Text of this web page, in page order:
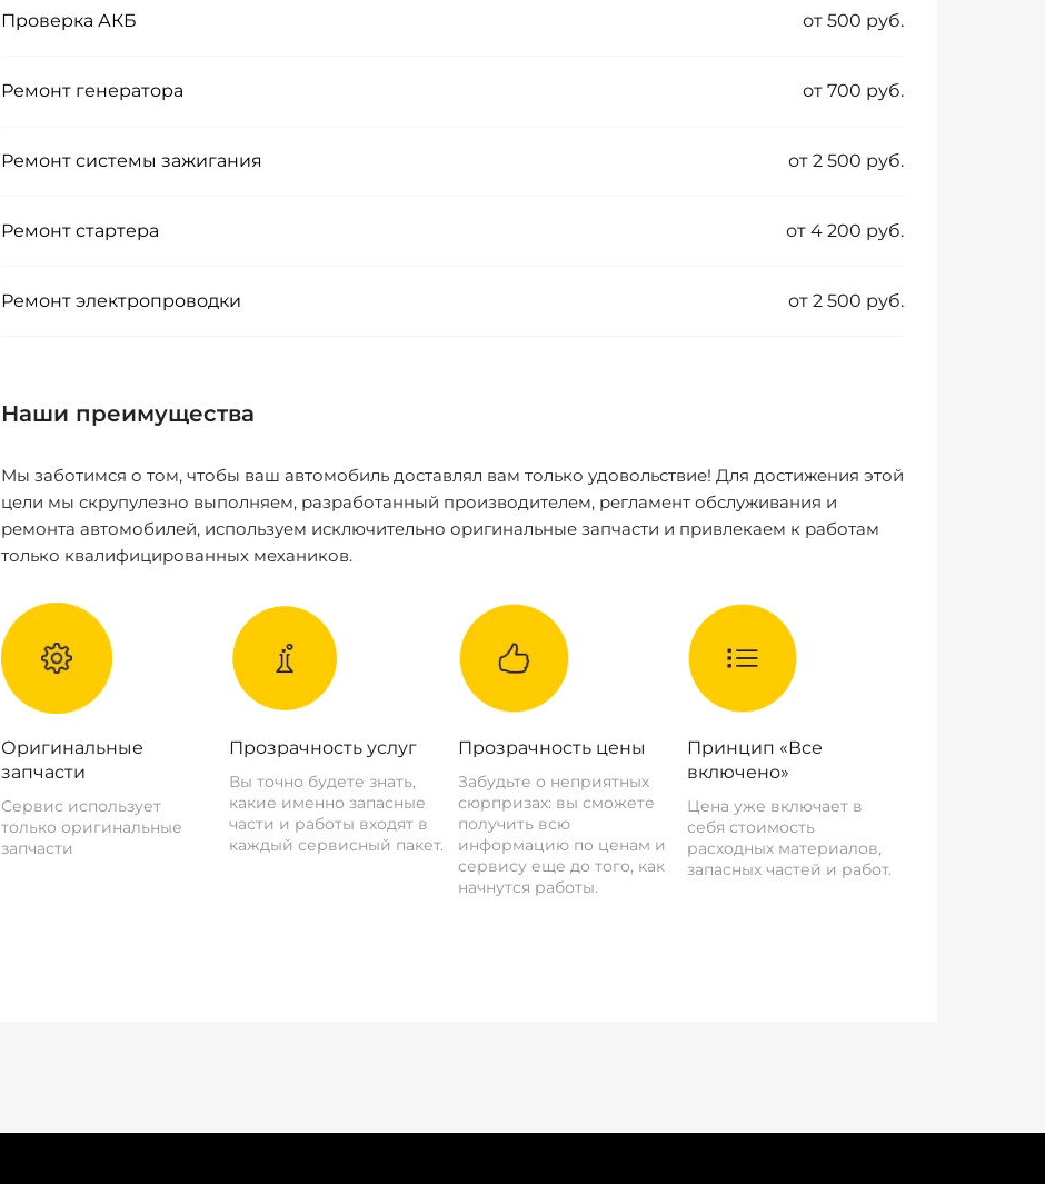
Проверка АКБ от 500 руб.
Ремонт генератора от 700 руб.
Ремонт системы зажигания от 2 500 руб.
Ремонт стартера от 4 200 руб.
Ремонт электропроводки от 2 500 руб.
Наши преимущества
Мы заботимся о том, чтобы ваш автомобиль доставлял вам только удовольствие! Для достижения этой
цели мы скрупулезно выполняем, разработанный производителем, регламент обслуживания и
ремонта автомобилей, используем исключительно оригинальные запчасти и привлекаем к работам
только квалифицированных механиков.
Оригинальные
запчасти
Сервис использует
только оригинальные
запчасти
Прозрачность услуг
Вы точно будете знать,
какие именно запасные
части и работы входят в
каждый сервисный пакет.
Прозрачность цены
Забудьте о неприятных
сюрпризах: вы сможете
получить всю
информацию по ценам и
сервису еще до того, как
начнутся работы.
Принцип «Все
включено»
Цена уже включает в
себя стоимость
расходных материалов,
запасных частей и работ.